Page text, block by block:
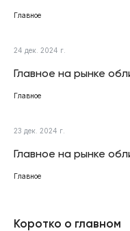
Главное
24 дек. 2024 г.
Главное на рынке
Главное
23 дек. 2024 г.
Главное на рынке
Главное
Коротко о главном